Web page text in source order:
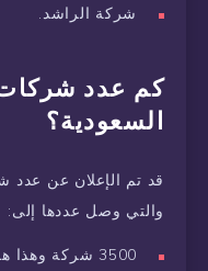
شركة الراشد.
كم عدد
السعودية؟
قد تم الإعلان عن عدد
والتي وصل عددها إلى:
3500 شركة